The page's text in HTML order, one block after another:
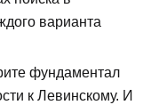
варианта
фундаментал
к Левинскому. И